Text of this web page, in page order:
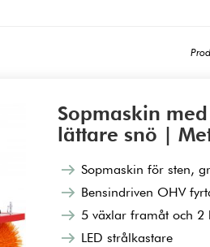
Sopmaskin
lättare snö |
Sopmaskin för sten,
Bensindriven OHV
5 växlar framåt och 2
LED strålkastare